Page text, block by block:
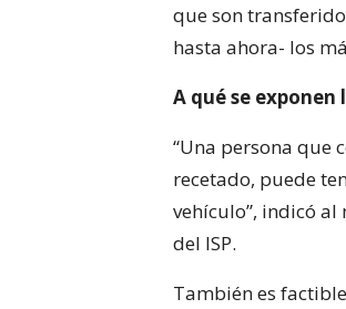
que son
hasta ahora- los
A qué se
“Una persona que
recetado, puede
vehículo”, indicó
del ISP.
También es